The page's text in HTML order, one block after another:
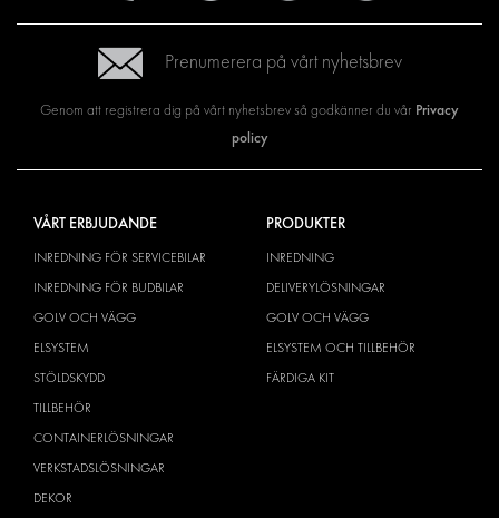
Prenumerera på vårt nyhetsbrev
Genom att registrera dig på vårt nyhetsbrev så godkänner du vår Privacy
policy
VÅRT ERBJUDANDE
INREDNING FÖR SERVICEBILAR
INREDNING FÖR BUDBILAR
GOLV OCH VÄGG
ELSYSTEM
STÖLDSKYDD
TILLBEHÖR
CONTAINERLÖSNINGAR
VERKSTADSLÖSNINGAR
DEKOR
PRODUKTER
INREDNING
DELIVERYLÖSNINGAR
GOLV OCH VÄGG
ELSYSTEM OCH TILLBEHÖR
FÄRDIGA KIT